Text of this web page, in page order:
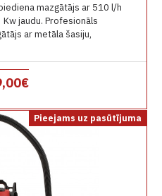
mazgātājs ar 510 l/h
jaudu. Profesionāls
ar metāla šasiju,
Pieejams uz pasūtījuma